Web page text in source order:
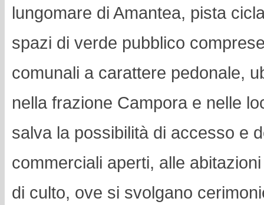
lungomare di Amantea, pista
spazi di verde pubblico
comunali a carattere pedonale,
nella frazione Campora e nelle
salva la possibilità di accesso e
commerciali aperti, alle
di culto, ove si svolgano